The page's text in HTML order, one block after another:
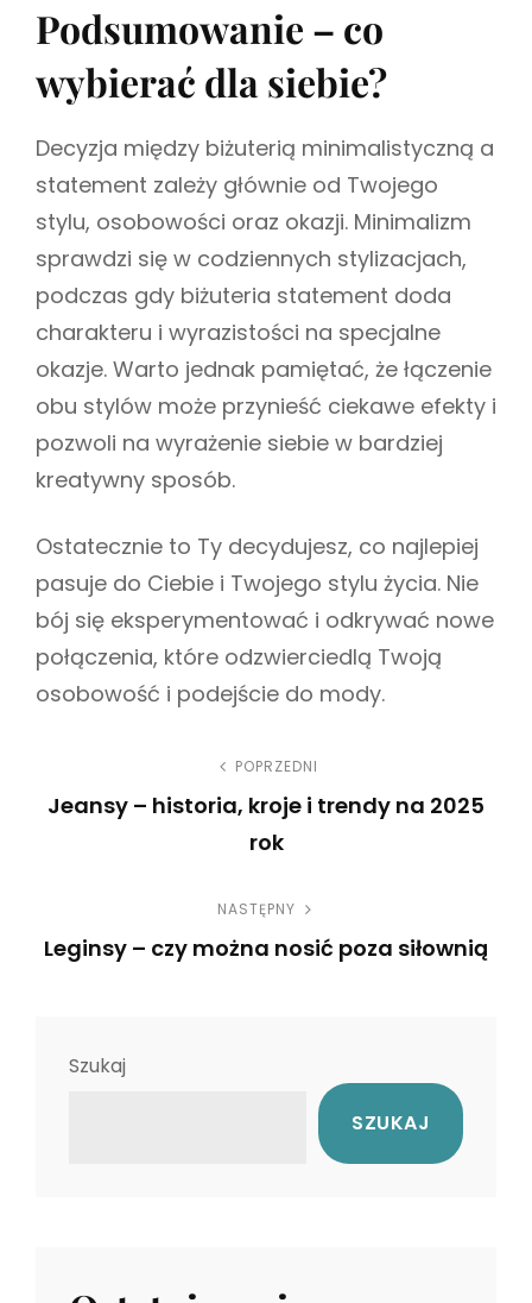
Podsumowanie – co
wybierać dla siebie?
Decyzja między biżuterią minimalistyczną a
statement zależy głównie od Twojego
stylu, osobowości oraz okazji. Minimalizm
sprawdzi się w codziennych stylizacjach,
podczas gdy biżuteria statement doda
charakteru i wyrazistości na specjalne
okazje. Warto jednak pamiętać, że łączenie
obu stylów może przynieść ciekawe efekty i
pozwoli na wyrażenie siebie w bardziej
kreatywny sposób.
Ostatecznie to Ty decydujesz, co najlepiej
pasuje do Ciebie i Twojego stylu życia. Nie
bój się eksperymentować i odkrywać nowe
połączenia, które odzwierciedlą Twoją
osobowość i podejście do mody.
i
POPRZEDNI
Jeansy – historia, kroje i trendy na 2025
rok
e
NASTĘPNY
Leginsy – czy można nosić poza siłownią
Szukaj
SZUKAJ